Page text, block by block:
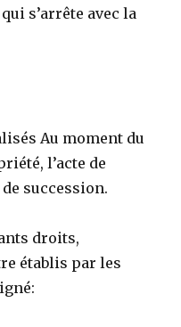
s’arrête avec la
Au moment du
l’acte de
succession.
droits,
établis par les